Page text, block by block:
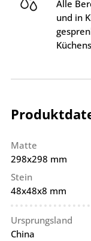
Alle
und in
Matte
298x298 mm
Stein
48x48x8 mm
Ursprungsland
China